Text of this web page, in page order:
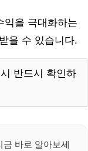
익을 극대화하는
을 수 있습니다.
반드시 확인하
바로 알아보세